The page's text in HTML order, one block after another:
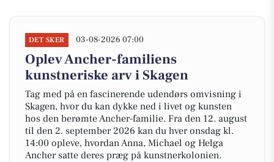
DET SKER 03-08-2026 07:00
Oplev Ancher-familiens
kunstneriske arv i Skagen
Tag med på en fascinerende udendørs omvisning i
Skagen, hvor du kan dykke ned i livet og kunsten
hos den berømte Ancher-familie. Fra den 12. august
til den 2. september 2026 kan du hver onsdag kl.
14:00 opleve, hvordan Anna, Michael og Helga
Ancher satte deres præg på kunstnerkolonien.